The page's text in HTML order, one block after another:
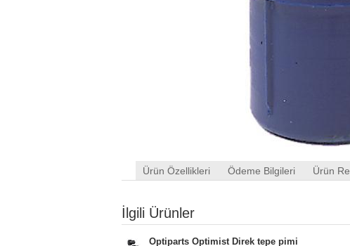
Ürün Özellikleri Ödeme Bilgileri Ürün
İlgili Ürünler
Optiparts Optimist Direk tepe pimi